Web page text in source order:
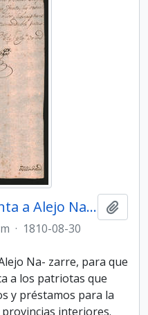
Nota de la Primera Junta a Alejo Nazarre
· 1810-08-30
Na- zarre, para que
a los patriotas que
y préstamos para la
provincias interiores.